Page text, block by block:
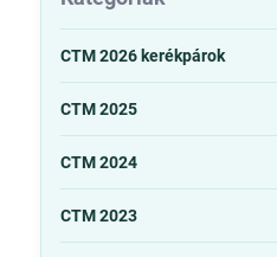
CTM 2026 kerékpárok
CTM 2025
CTM 2024
CTM 2023